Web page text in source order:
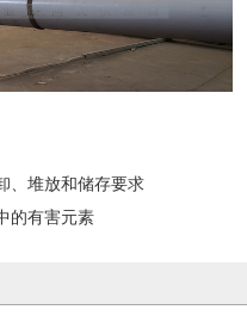
、堆放和储存要求
的有害元素